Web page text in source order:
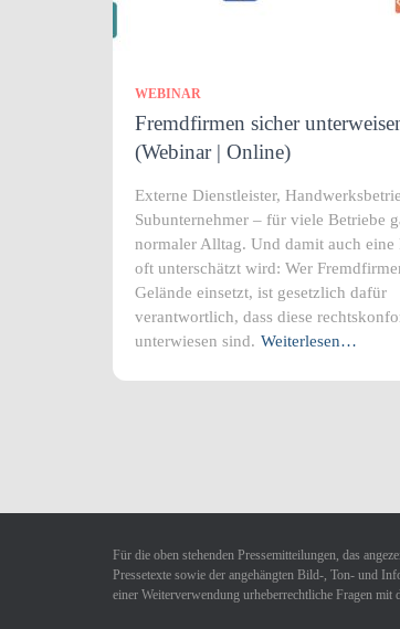
WEBINAR
Fremdfirmen sicher
(Webinar | Online)
Externe Dienstleister,
Subunternehmer – für viele Betriebe
normaler Alltag. Und damit auch eine
oft unterschätzt wird: Wer
Gelände einsetzt, ist gesetzlich dafür
verantwortlich, dass diese
unterwiesen sind. Weiterlesen…
Für die oben stehenden Pressemitteilungen, das
Pressetexte sowie der angehängten Bild-, Ton- und
einer Weiterverwendung urheberrechtliche Fragen mit